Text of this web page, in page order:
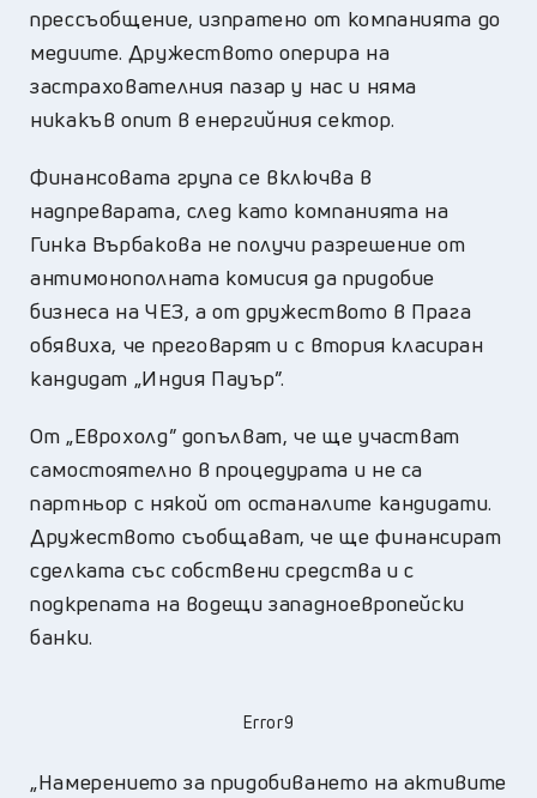
прессъобщение, изпратено от компанията до
медиите. Дружеството оперира на
застрахователния пазар у нас и няма
никакъв опит в енергийния сектор.
Финансовата група се включва в
надпреварата, след като компанията на
Гинка Върбакова не получи разрешение от
антимонополната комисия да придобие
бизнеса на ЧЕЗ, а от дружеството в Прага
обявиха, че преговарят и с втория класиран
кандидат „Индия Пауър”.
От „Еврохолд” допълват, че ще участват
самостоятелно в процедурата и не са
партньор с някой от останалите кандидати.
Дружеството съобщават, че ще финансират
сделката със собствени средства и с
подкрепата на водещи западноевропейски
банки.
Error9
„Намерението за придобиването на активите